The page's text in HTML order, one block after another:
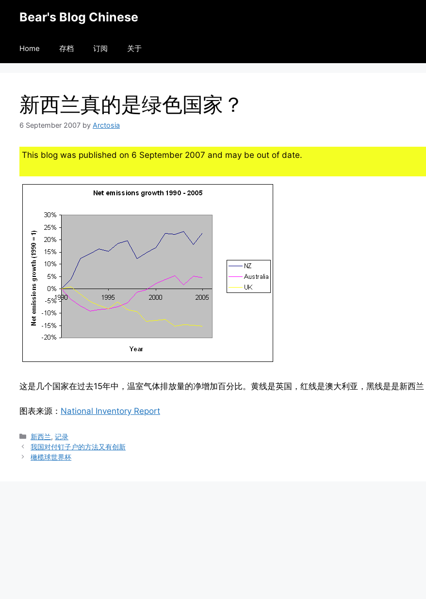
Bear's Blog Chinese
Home 存档 订阅 关于
新西兰真的是绿色国家？
6 September 2007 by Arctosia
This blog was published on 6 September 2007 and may be out of date.
这是几个国家在过去15年中，温室气体排放量的净增加百分比。黄线是英国，红线是澳大利亚，黑线是是新西兰
图表来源： National Inventory Report
Categories
新西兰,记录
我国对付钉子户的方法又有创新
橄榄球世界杯